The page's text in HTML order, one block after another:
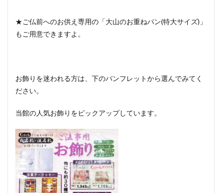
★ご仏前へのお供え専用の「大山のお重ねパン(特大サイズ)」
もご用意できますよ。
お飾りを迷われる方は、下のパンフレットから選んでみてく
ださい。
当館の人気お飾りをピックアップしています。